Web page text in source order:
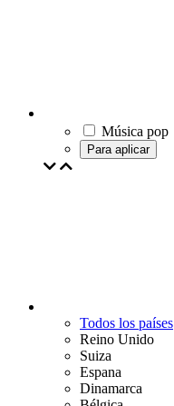
Música pop
Para aplicar
Todos los países
Reino Unido
Suiza
Espana
Dinamarca